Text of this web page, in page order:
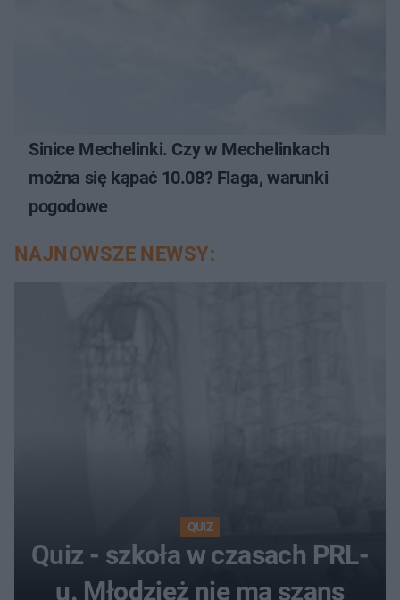
Sinice Mechelinki. Czy w Mechelinkach
można się kąpać 10.08? Flaga, warunki
pogodowe
NAJNOWSZE NEWSY:
QUIZ
Quiz - szkoła w czasach PRL-
u. Młodzież nie ma szans